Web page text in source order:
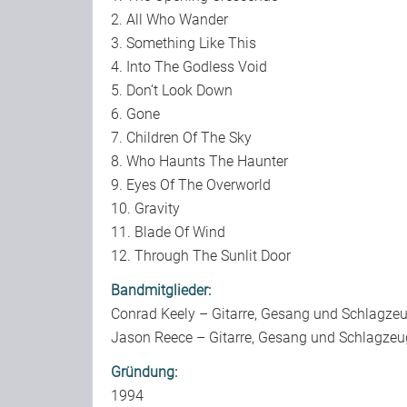
2. All Who Wander
3. Something Like This
4. Into The Godless Void
5. Don’t Look Down
6. Gone
7. Children Of The Sky
8. Who Haunts The Haunter
9. Eyes Of The Overworld
10. Gravity
11. Blade Of Wind
12. Through The Sunlit Door
Bandmitglieder:
Conrad Keely – Gitarre, Gesang und
Jason Reece – Gitarre, Gesang und
Gründung:
1994